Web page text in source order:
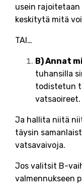
usein rajoitetaan
keskitytä mitä
TAI…
B) Annat
tuhansilla
todistetun
vatsaoireet.
Ja hallita niitä
täysin
vatsavaivoja.
Jos valitsit B-
valmennukseen